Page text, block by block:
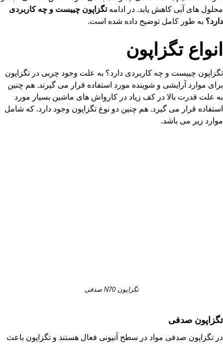
محلول های آبی کاهش یابد. در ادامهتگزاپون چییست و چه کاربردی
دارد؟ به طور کامل توضیح داده شده است.
انواع تگزاپون
تگزاپون چییست و چه کاربردی دارد؟ به علت وجود چربی در تگزاپون
برای موارد آرایشی و شوینده مورد استفاده قرار می گیرند. هم چنین
به علت قدرت بالا در کف زیاد در کارواش های ماشین بسیار مورد
استفاده قرار می گیرد. هم چنین دو نوع تگزاپون وجود دارد. که شامل
موارد زیر می باشد.
تگزاپون N70 صدفی
تگزاپون صدفی
در تگزاپون صدفی مواد در سطح آنیونی فعال هستند و تگزاپون باعث